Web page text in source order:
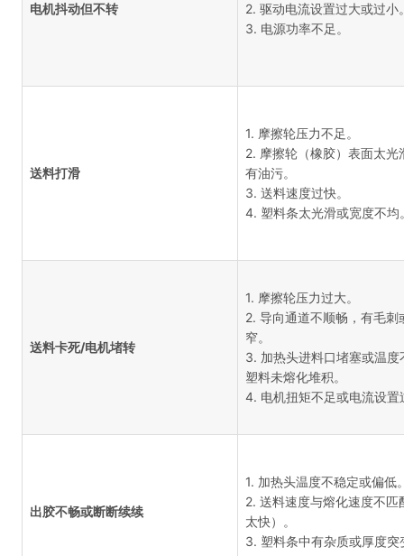
电机抖动但不转
2. 驱动电流设置过大或过小
3. 电源功率不足。
送料打滑
1. 摩擦轮压力不足。
2. 摩擦轮（橡胶）表面太光
有油污。
3. 送料速度过快。
4. 塑料条太光滑或宽度不均
送料卡死/电机堵转
1. 摩擦轮压力过大。
2. 导向通道不顺畅，有毛刺
窄。
3. 加热头进料口堵塞或温度
塑料未熔化堆积。
4. 电机扭矩不足或电流设置
出胶不畅或断断续续
1. 加热头温度不稳定或偏低
2. 送料速度与熔化速度不匹
太快）。
3. 塑料条中有杂质或厚度突